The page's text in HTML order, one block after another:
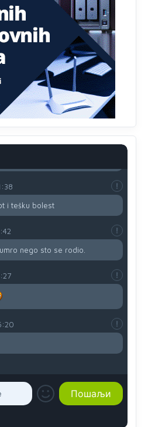
tri stvari dobrotu,pamet i
kao nezavisnu državu jer
smetnju a recimo Srbija je
proizvodu iz Srbije stoji -
Kosova kojoj želimo svako
i tešku bolest
nego sto se rodio.